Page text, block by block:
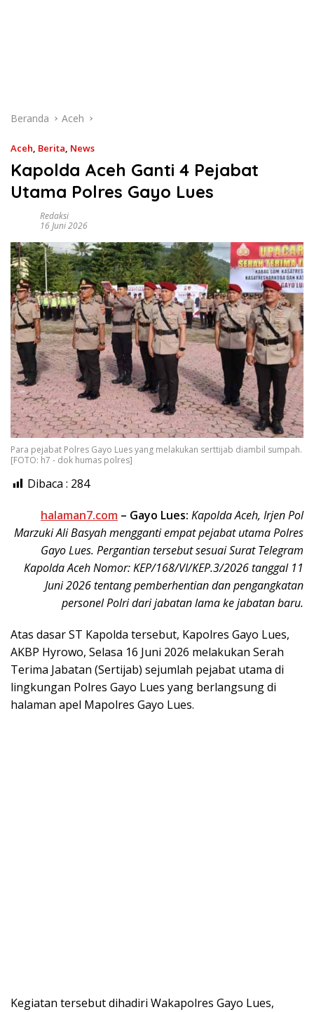
Beranda Aceh
Aceh, Berita, News
Kapolda Aceh Ganti 4 Pejabat
Utama Polres Gayo Lues
Redaksi
16 Juni 2026
Para pejabat Polres Gayo Lues yang melakukan serttijab diambil sumpah.
[FOTO: h7 - dok humas polres]
Dibaca : 284
halaman7.com – Gayo Lues: Kapolda Aceh, Irjen Pol
Marzuki Ali Basyah mengganti empat pejabat utama Polres
Gayo Lues. Pergantian tersebut sesuai Surat Telegram
Kapolda Aceh Nomor: KEP/168/VI/KEP.3/2026 tanggal 11
Juni 2026 tentang pemberhentian dan pengangkatan
personel Polri dari jabatan lama ke jabatan baru.
Atas dasar ST Kapolda tersebut, Kapolres Gayo Lues,
AKBP Hyrowo, Selasa 16 Juni 2026 melakukan Serah
Terima Jabatan (Sertijab) sejumlah pejabat utama di
lingkungan Polres Gayo Lues yang berlangsung di
halaman apel Mapolres Gayo Lues.
Kegiatan tersebut dihadiri Wakapolres Gayo Lues,